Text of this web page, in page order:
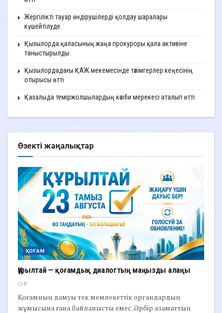
Жергілікті тауар өндірушілерді қолдау шаралары
күшейтілуде
Қызылорда қаласының жаңа прокуроры қала активіне
таныстырылды
Қызылордадағы ҚАЖ мекемесінде тәлімгерлер кеңесінің
отырысы өтті
Қазалыда теміржолшылардың кәсіби мерекесі аталып өтті
Өзекті жаңалықтар
ҚОҒАМ
Құрылтай — қоғамдық диалогтың маңызды алаңы
0
Қоғамның дамуы тек мемлекеттік органдардың
жұмысына ғана байланысты емес. Әрбір азаматтың